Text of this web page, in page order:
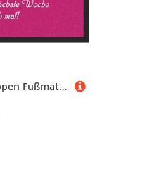
Bin Mal Kurz Shoppen Fußmatte Pink,aus Polypropyl